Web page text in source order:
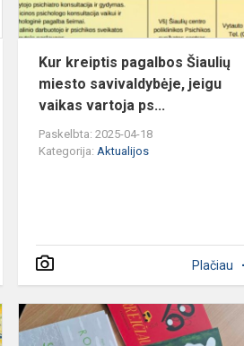
Kur kreiptis pagalbos Šiaulių
miesto savivaldybėje, jeigu
vaikas vartoja ps...
Paskelbta: 2025-04-18
Kategorija:Aktualijos
Plačiau
Nauda
sveikatai